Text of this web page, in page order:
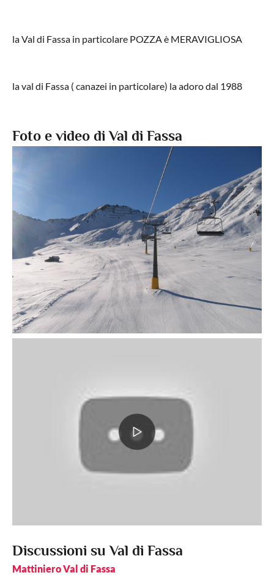
la Val di Fassa in particolare POZZA è MERAVIGLIOSA
la val di Fassa ( canazei in particolare) la adoro dal 1988
Foto e video di Val di Fassa
Discussioni su Val di Fassa
Mattiniero Val di Fassa